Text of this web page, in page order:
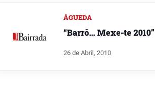
ÁGUEDA
“Barrô… Mexe-te 2010”
26 de Abril, 2010